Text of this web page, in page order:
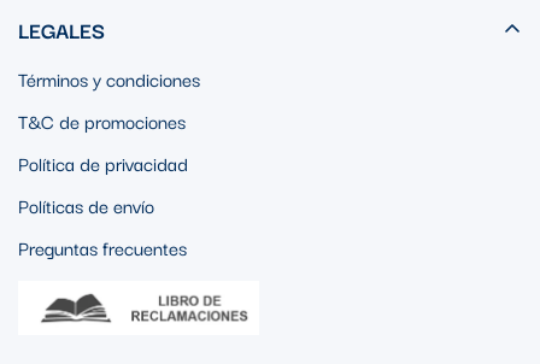
LEGALES
Términos y condiciones
T&C de promociones
Política de privacidad
Políticas de envío
Preguntas frecuentes